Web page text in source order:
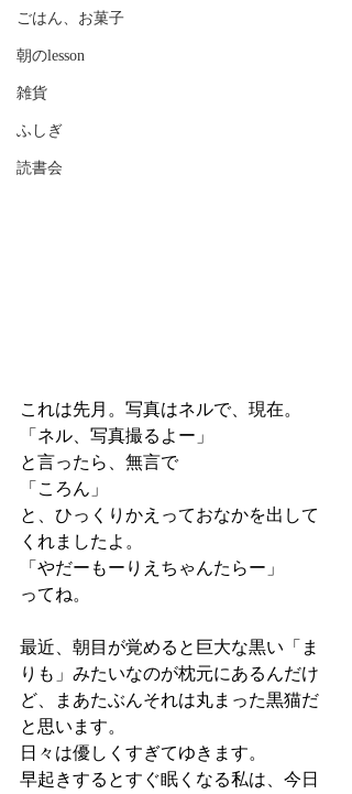
ごはん、お菓子
朝のlesson
雑貨
ふしぎ
読書会
これは先月。写真はネルで、現在。
「ネル、写真撮るよー」
と言ったら、無言で
「ころん」
と、ひっくりかえっておなかを出して
くれましたよ。
「やだーもーりえちゃんたらー」
ってね。
最近、朝目が覚めると巨大な黒い「ま
りも」みたいなのが枕元にあるんだけ
ど、まあたぶんそれは丸まった黒猫だ
と思います。
日々は優しくすぎてゆきます。
早起きするとすぐ眠くなる私は、今日